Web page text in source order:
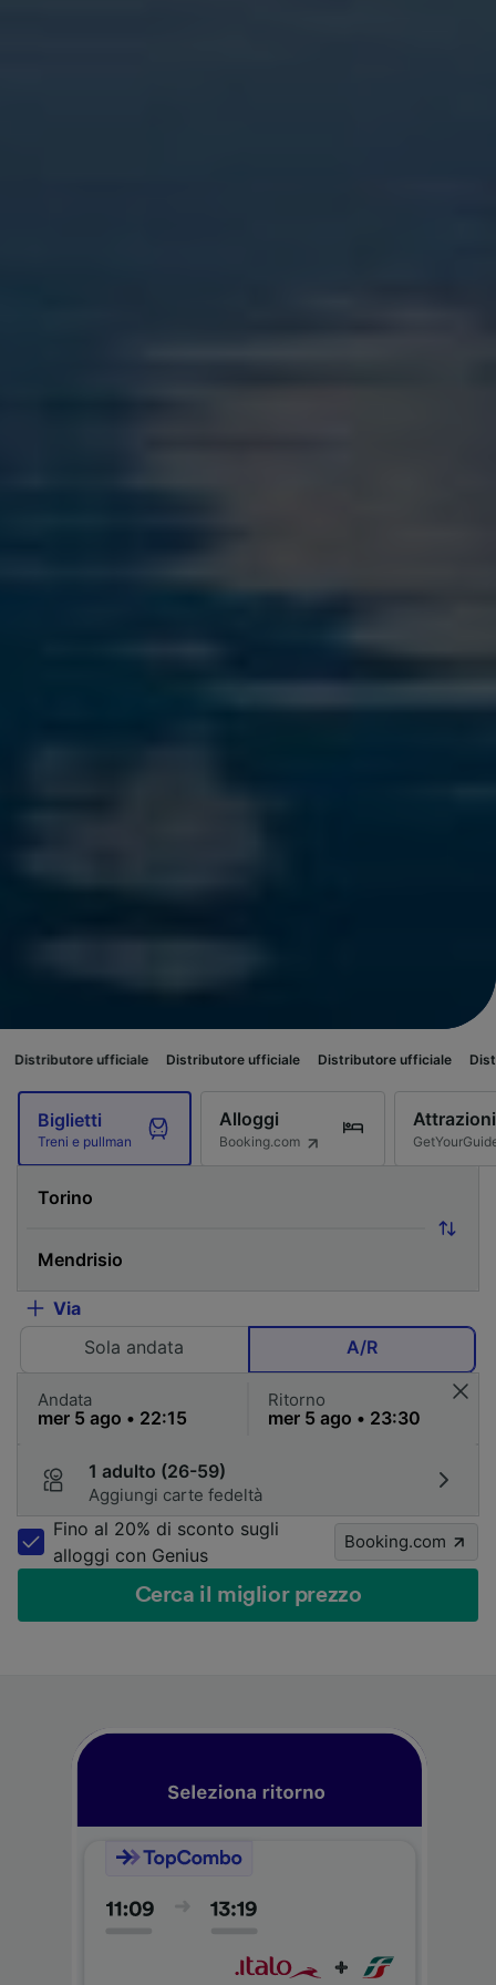
ufficiale Distributore ufficiale Distributore ufficiale Distributore
Biglietti
Treni e pullman
Alloggi
Booking.com
Attrazioni
Via
Sola andata
A/R
Andata Ritorno
1 adulto (26-59)
Aggiungi carte fedeltà
Fino al 20% di sconto sugli
alloggi con Genius
Booking.com
Cerca il miglior prezzo